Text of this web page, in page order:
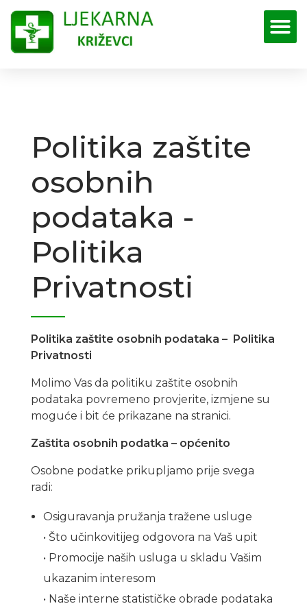
Politika zaštite
osobnih
podataka -
Politika
Privatnosti
Politika zaštite osobnih podataka – Politika
Privatnosti
Molimo Vas da politiku zaštite osobnih
podataka povremeno provjerite, izmjene su
moguće i bit će prikazane na stranici.
Zaštita osobnih podatka – općenito
Osobne podatke prikupljamo prije svega
radi:
Osiguravanja pružanja tražene usluge
• Što učinkovitijeg odgovora na Vaš upit
• Promocije naših usluga u skladu Vašim
ukazanim interesom
• Naše interne statističke obrade podataka